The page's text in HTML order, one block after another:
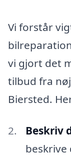
Vi forstår
vi gjort det
tilbud fra
Biersted.
Beskriv
beskrive